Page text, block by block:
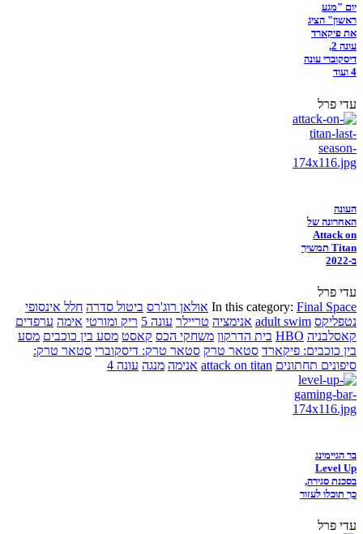
יום "מגע
ראשון" הציג
את פיקארד
עונה 2,
דיסקוברי עונה
4 ועוד
עדי פרל
העונה
האחרונה של
Attack on
Titan תמשיך
ב-2022
עדי פרל
In this category: Final Space אולאן רוג'רס ביטול סדרה חלל אינסופי
נטפליקס adult swim אנימציה טריילר עונה 5 ריק ומורטי אימה ערפדים
קאסלבניה HBO בית הדרקון משחקי הכס קאסט מסע בין כוכבים מסע
בין כוכבים: פיקארד סטאר טרק סטאר טרק: דיסקוברי סטאר טרק:
סיפונים תחתונים attack on titan אנימה מנגה עונה 4
בר הגיימינג
Level Up
בסכנת סגירה,
כך תוכלו לעזור
עדי פרל